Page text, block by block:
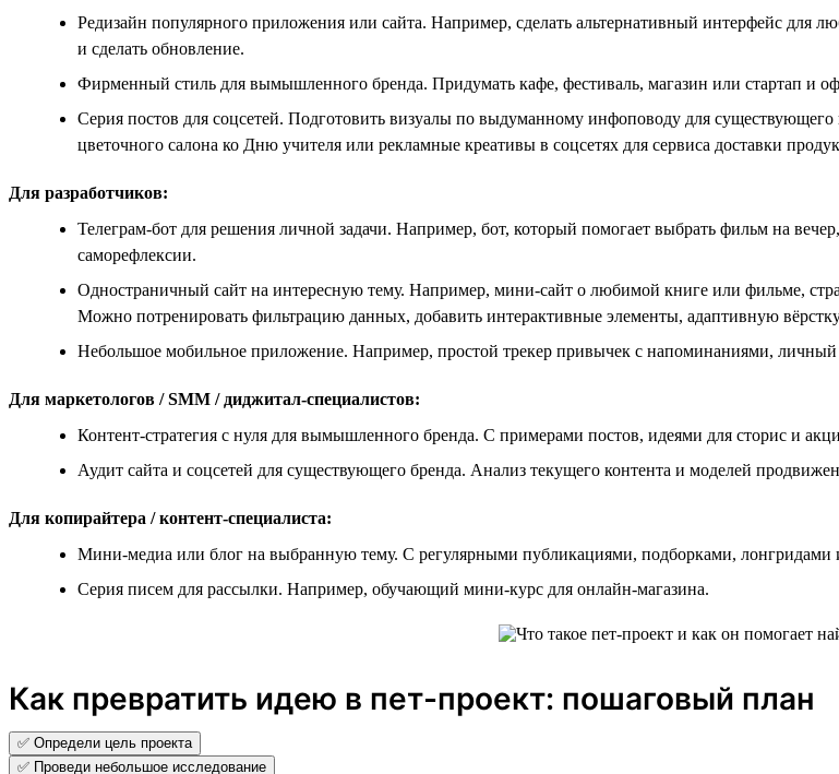
Редизайн популярного приложения или сайта. Например, сделать альтернативный интерфейс
и сделать обновление.
Фирменный стиль для вымышленного бренда. Придумать кафе, фестиваль, магазин или стартап и
Серия постов для соцсетей. Подготовить визуалы по выдуманному инфоповоду для
цветочного салона ко Дню учителя или рекламные креативы в соцсетях для сервиса доставки
Для разработчиков:
Телеграм-бот для решения личной задачи. Например, бот, который помогает выбрать фильм на
саморефлексии.
Одностраничный сайт на интересную тему. Например, мини-сайт о любимой книге или фильме,
Можно потренировать фильтрацию данных, добавить интерактивные элементы, адаптивную
Небольшое мобильное приложение. Например, простой трекер привычек с напоминаниями, личный
Для маркетологов / SMM / диджитал-специалистов:
Контент-стратегия с нуля для вымышленного бренда. С примерами постов, идеями для сторис и
Аудит сайта и соцсетей для существующего бренда. Анализ текущего контента и моделей
Для копирайтера / контент-специалиста:
Мини-медиа или блог на выбранную тему. С регулярными публикациями, подборками, лонгридами
Серия писем для рассылки. Например, обучающий мини-курс для онлайн-магазина.
Как превратить идею в пет-проект: пошаговый план
✅ Определи цель проекта
✅ Проведи небольшое исследование